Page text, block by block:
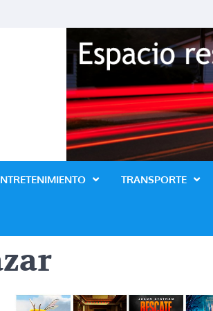
Revista Lo Ultimo
TRANSPORTE